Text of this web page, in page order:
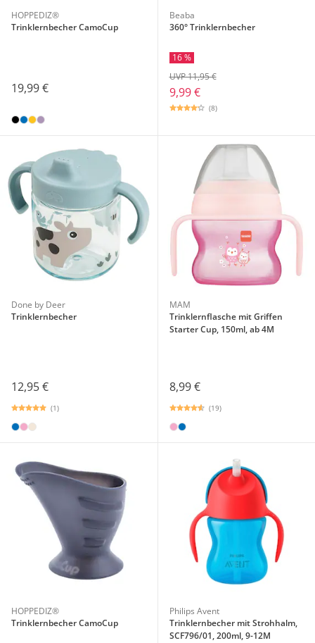
HOPPEDIZ®
Trinklernbecher CamoCup
19,99 €
Beaba
360° Trinklernbecher
16 %
9,99 €
UVP 11,95 €
(8)
Done by Deer
Trinklernbecher
12,95 €
(1)
MAM
Trinklernflasche mit Griffen
Starter Cup, 150ml, ab 4M
8,99 €
(19)
HOPPEDIZ®
Trinklernbecher CamoCup
Philips Avent
Trinklernbecher mit Strohhalm,
SCF796/01, 200ml, 9-12M